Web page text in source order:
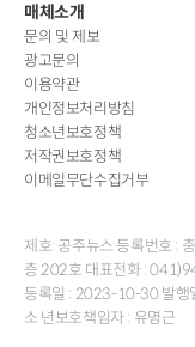
매체소개
문의 및 제보
광고문의
이용약관
개인정보처리방침
청소년보호정책
저작권보호정책
이메일무단수집거부
제호: 공주뉴스 등록번호 :
층 202호 대표전화 :
등록일 : 2023-10-30 발행
소 년보호책임자 : 유명근